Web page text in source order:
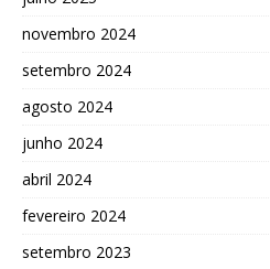
novembro 2024
setembro 2024
agosto 2024
junho 2024
abril 2024
fevereiro 2024
setembro 2023